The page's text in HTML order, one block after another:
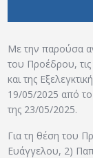
Με την παρούσα
του Προέδρου, τις
και της
19/05/2025 από
της 23/05/2025.
Για τη θέση του
Ευάγγελου, 2)